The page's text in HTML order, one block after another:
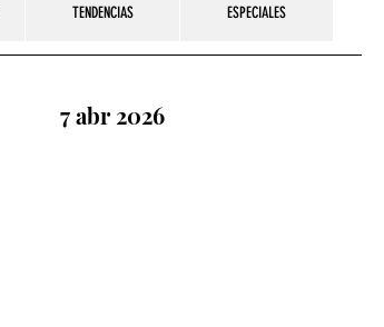
TENDENCIAS ESPECIALES
7 abr 2026